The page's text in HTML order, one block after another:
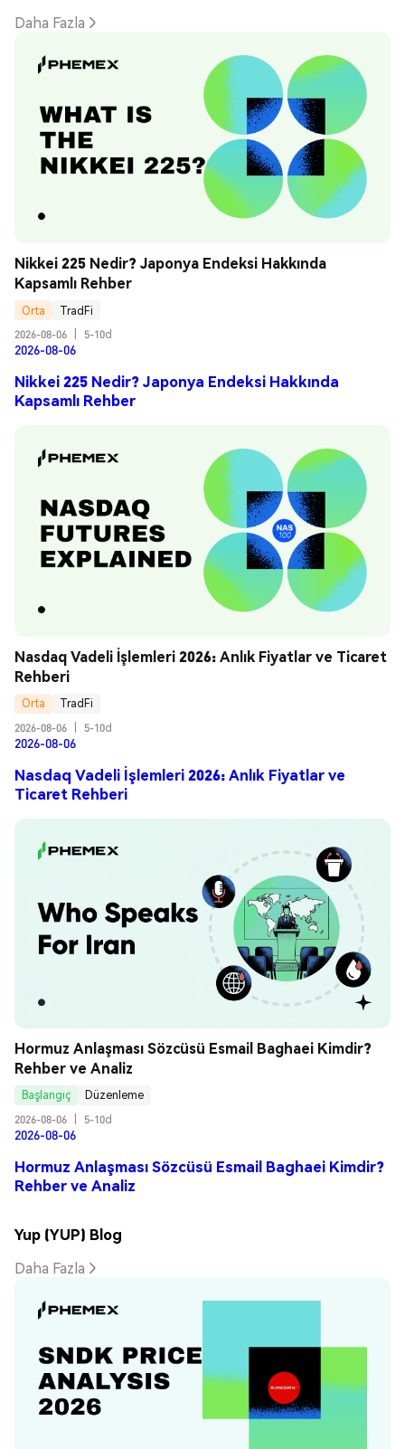
Daha Fazla
Nikkei 225 Nedir? Japonya Endeksi Hakkında
Kapsamlı Rehber
Orta
TradFi
2026-08-06
5-10d
2026-08-06
Nikkei 225 Nedir? Japonya Endeksi Hakkında
Kapsamlı Rehber
Nasdaq Vadeli İşlemleri 2026: Anlık Fiyatlar ve Ticaret
Rehberi
Orta
TradFi
2026-08-06
5-10d
2026-08-06
Nasdaq Vadeli İşlemleri 2026: Anlık Fiyatlar ve
Ticaret Rehberi
Hormuz Anlaşması Sözcüsü Esmail Baghaei Kimdir?
Rehber ve Analiz
Başlangıç
Düzenleme
2026-08-06
5-10d
2026-08-06
Hormuz Anlaşması Sözcüsü Esmail Baghaei Kimdir?
Rehber ve Analiz
Yup (YUP) Blog
Daha Fazla